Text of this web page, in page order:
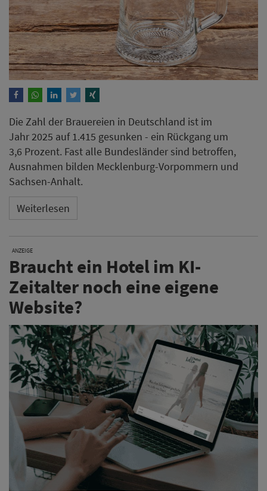
Die Zahl der Brauereien in Deutschland ist im
Jahr 2025 auf 1.415 gesunken - ein Rückgang um
3,6 Prozent. Fast alle Bundesländer sind betroffen,
Ausnahmen bilden Mecklenburg-Vorpommern und
Sachsen-Anhalt.
Weiterlesen
ANZEIGE
Braucht ein Hotel im KI-
Zeitalter noch eine eigene
Website?